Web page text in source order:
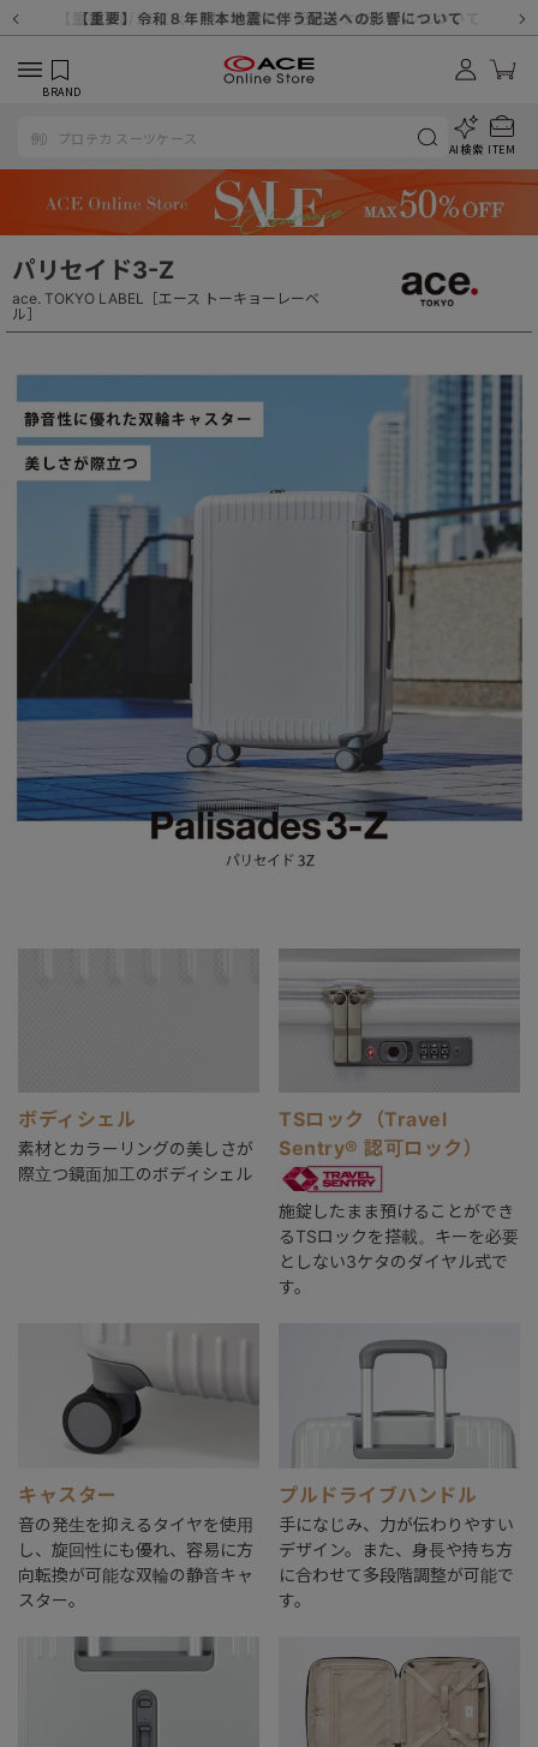
【重要】8/11（火・祝）休業及び配送スケジュールについて
【重要】令和８年熊本地震に伴う配送への影響について
【重要】納品書・領収書ペーパーレス化（電子化）のお知らせ
【重要】天候不良や交通状況・物量増等に伴う配送への影響について
【重要】悪質な詐欺サイトにご注意ください
【重要】各種メールが届かない場合に関しまして
【重要】お問い合わせのご対応に関しまして
【重要】SNSのなりすまし詐欺にご注意ください
BRAND
AI検索 ITEM
パリセイド3-Z
ace. TOKYO LABEL［エース トーキョーレーベ
ル］
ボディシェル
素材とカラーリングの美しさが
際立つ鏡面加工のボディシェル
TSロック（Travel
Sentry® 認可ロック）
施錠したまま預けることができ
るTSロックを搭載。キーを必要
としない3ケタのダイヤル式で
す。
キャスター
音の発生を抑えるタイヤを使用
し、旋回性にも優れ、容易に方
向転換が可能な双輪の静音キャ
スター。
プルドライブハンドル
手になじみ、力が伝わりやすい
デザイン。また、身長や持ち方
に合わせて多段階調整が可能で
す。